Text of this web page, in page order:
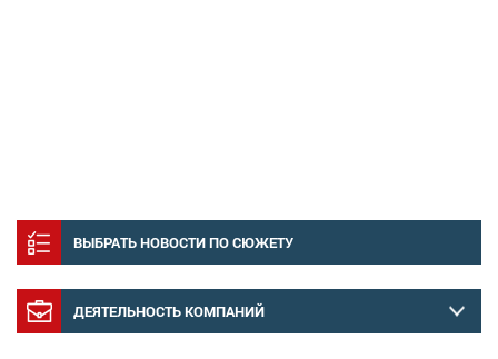
ВЫБРАТЬ НОВОСТИ ПО СЮЖЕТУ
ДЕЯТЕЛЬНОСТЬ КОМПАНИЙ